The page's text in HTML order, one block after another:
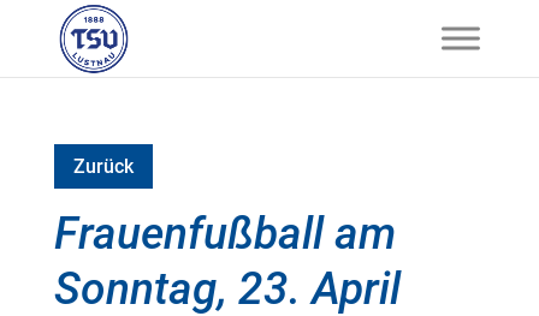
Zurück
Frauenfußball am
Sonntag, 23. April